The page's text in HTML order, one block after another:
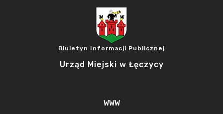
Biuletyn Informacji Publicznej
Urząd Miejski w Łęczycy
WWW